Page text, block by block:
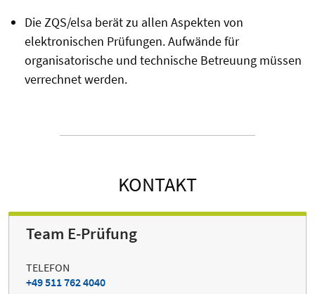
Die ZQS/elsa berät zu allen Aspekten von
elektronischen Prüfungen. Aufwände für
organisatorische und technische Betreuung müssen
verrechnet werden.
KONTAKT
Team E-Prüfung
TELEFON
+49 511 762 4040